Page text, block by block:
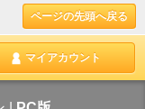
ページの先頭へ戻る
マイアカウント